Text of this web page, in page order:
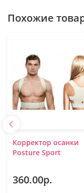
Похожие
Корректор осанки
Posture Sport
360.00р.